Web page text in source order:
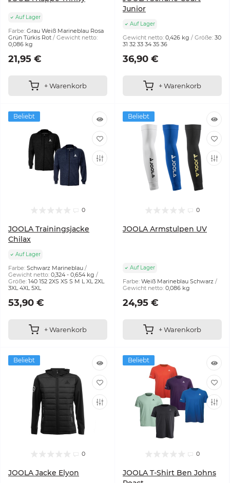
Auf Lager
Farbe: Grau Weiß Marineblau Rosa
Grün Türkis Rot
Gewicht netto:
0,086 kg
21,95 €
+ Warenkorb
Junior
Auf Lager
Gewicht netto: 0,426 kg Größe: 30
31 32 33 34 35 36
36,90 €
+ Warenkorb
Beliebt
0
JOOLA Trainingsjacke
Chilax
Auf Lager
Farbe: Schwarz Marineblau
Gewicht netto: 0,324 - 0,654 kg
Größe: 140 152 2XS XS S M L XL 2XL
3XL 4XL 5XL
53,90 €
+ Warenkorb
Beliebt
0
JOOLA Armstulpen UV
Auf Lager
Farbe: Weiß Marineblau Schwarz
Gewicht netto: 0,086 kg
24,95 €
+ Warenkorb
Beliebt
0
JOOLA Jacke Elyon
Beliebt
0
JOOLA T-Shirt Ben Johns